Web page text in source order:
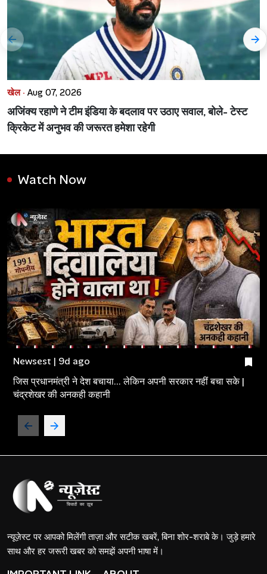
खेल · Aug 07, 2026
अजिंक्य रहाणे ने टीम इंडिया के बदलाव पर उठाए सवाल, बोले- टेस्ट
क्रिकेट में अनुभव की जरूरत हमेशा रहेगी
Watch Now
Newsest | 9d ago
जिस प्रधानमंत्री ने देश बचाया... लेकिन अपनी सरकार नहीं बचा सके |
चंद्रशेखर की अनकही कहानी
न्यूज़ेस्ट पर आपको मिलेंगी ताज़ा और सटीक खबरें, बिना शोर-शराबे के। जुड़े हमारे
साथ और हर जरूरी खबर को समझें अपनी भाषा में।